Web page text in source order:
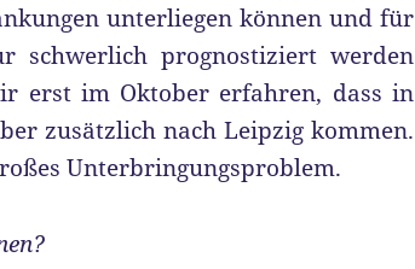
unterliegen können und für
schwerlich prognostiziert werden
erst im Oktober erfahren, dass in
zusätzlich nach Leipzig kommen.
Unterbringungsproblem.